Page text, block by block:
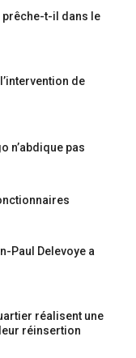
prêche-t-il dans le
de
n’abdique pas
Paul Delevoye a
réalisent une
réinsertion